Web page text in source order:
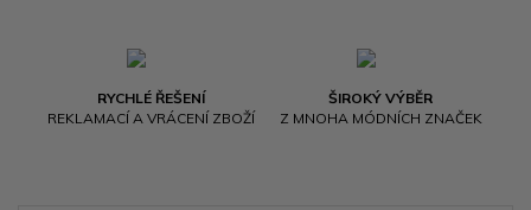
RYCHLÉ ŘEŠENÍ
REKLAMACÍ A VRÁCENÍ ZBOŽÍ
ŠIROKÝ VÝBĚR
Z MNOHA MÓDNÍCH ZNAČEK